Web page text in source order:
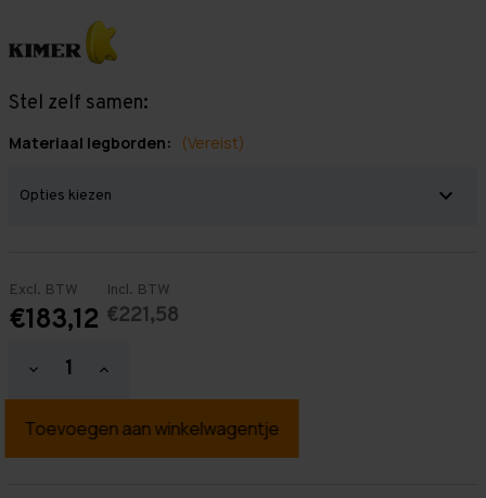
Stel zelf samen:
Materiaal legborden: (Vereist)
Excl. BTW
€183,12
Incl. BTW
€221,58
Hoeveelheid
verlagen
Grootvakstelling
mm
Hoeveelheid
verhogen
Grootvakstelling
mm